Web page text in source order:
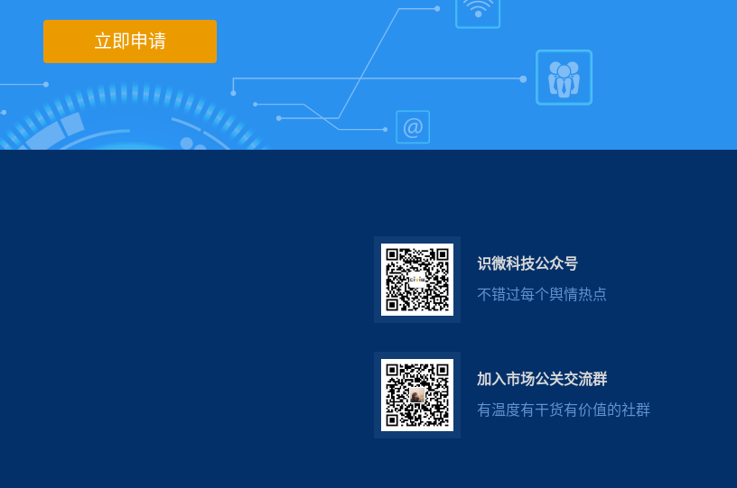
立即申请
识微科技公众号
不错过每个舆情热点
加入市场公关交流群
有温度有干货有价值的社群